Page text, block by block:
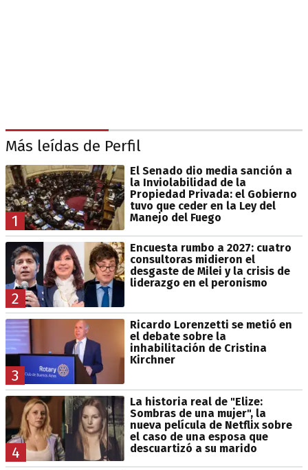
Más leídas de Perfil
1
El Senado dio media sanción a
la Inviolabilidad de la
Propiedad Privada: el Gobierno
tuvo que ceder en la Ley del
Manejo del Fuego
2
Encuesta rumbo a 2027: cuatro
consultoras midieron el
desgaste de Milei y la crisis de
liderazgo en el peronismo
3
Ricardo Lorenzetti se metió en
el debate sobre la
inhabilitación de Cristina
Kirchner
4
La historia real de "Elize:
Sombras de una mujer", la
nueva película de Netflix sobre
el caso de una esposa que
descuartizó a su marido